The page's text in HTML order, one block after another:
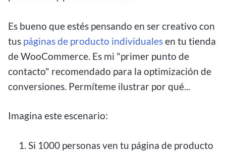
Es bueno que estés pensando en ser creativo con
tus páginas de producto individualesen tu tienda
de WooCommerce. Es mi "primer punto de
contacto" recomendado para la optimización de
conversiones. Permíteme ilustrar por qué...
Imagina este escenario:
Si 1000 personas ven tu página de producto